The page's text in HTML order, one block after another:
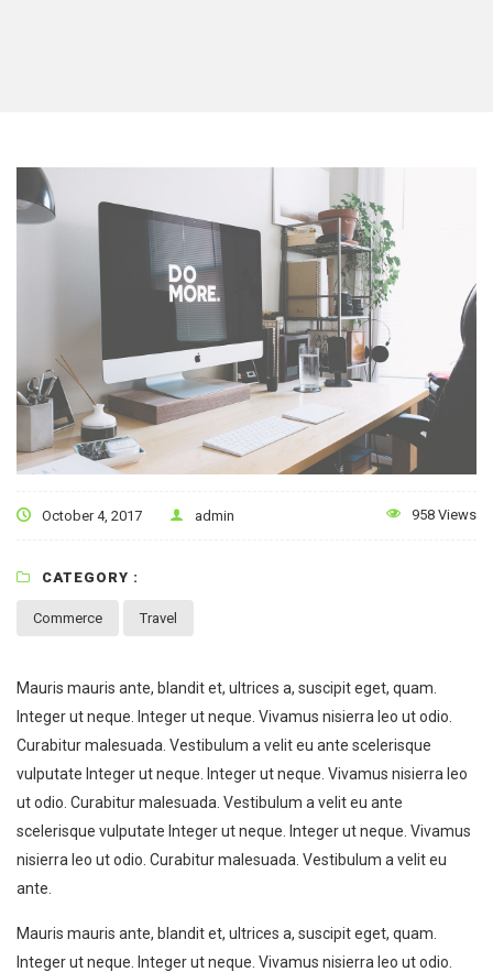
October 4, 2017 admin 958 Views
CATEGORY :
Commerce Travel
Mauris mauris ante, blandit et, ultrices a, suscipit eget, quam.
Integer ut neque. Integer ut neque. Vivamus nisierra leo ut odio.
Curabitur malesuada. Vestibulum a velit eu ante scelerisque
vulputate Integer ut neque. Integer ut neque. Vivamus nisierra leo
ut odio. Curabitur malesuada. Vestibulum a velit eu ante
scelerisque vulputate Integer ut neque. Integer ut neque. Vivamus
nisierra leo ut odio. Curabitur malesuada. Vestibulum a velit eu
ante.
Mauris mauris ante, blandit et, ultrices a, suscipit eget, quam.
Integer ut neque. Integer ut neque. Vivamus nisierra leo ut odio.